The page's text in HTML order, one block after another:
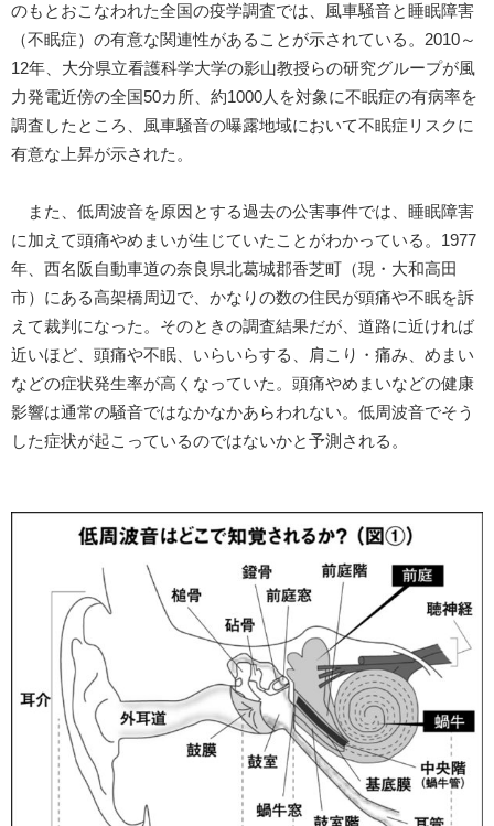
のもとおこなわれた全国の疫学調査では、風車騒音と睡眠障害
（不眠症）の有意な関連性があることが示されている。2010～
12年、大分県立看護科学大学の影山教授らの研究グループが風
力発電近傍の全国50カ所、約1000人を対象に不眠症の有病率を
調査したところ、風車騒音の曝露地域において不眠症リスクに
有意な上昇が示された。
また、低周波音を原因とする過去の公害事件では、睡眠障害
に加えて頭痛やめまいが生じていたことがわかっている。1977
年、西名阪自動車道の奈良県北葛城郡香芝町（現・大和高田
市）にある高架橋周辺で、かなりの数の住民が頭痛や不眠を訴
えて裁判になった。そのときの調査結果だが、道路に近ければ
近いほど、頭痛や不眠、いらいらする、肩こり・痛み、めまい
などの症状発生率が高くなっていた。頭痛やめまいなどの健康
影響は通常の騒音ではなかなかあらわれない。低周波音でそう
した症状が起こっているのではないかと予測される。